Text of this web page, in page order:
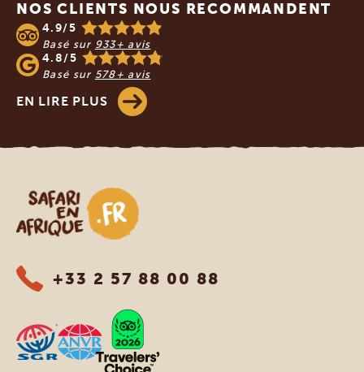
NOS CLIENTS NOUS RECOMMANDENT
4.9/5
Basé sur 933+ avis
4.8/5
Basé sur 578+ avis
EN LIRE PLUS
Safari en Afrique
+33 2 57 88 00 88